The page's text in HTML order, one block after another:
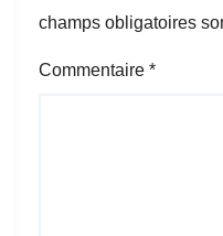
champs obligatoires
Commentaire *